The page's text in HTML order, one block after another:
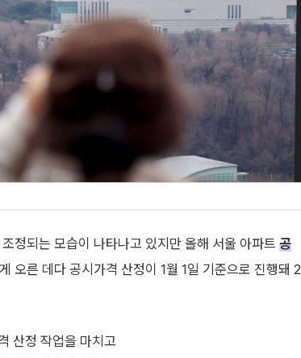
정되는 모습이 나타나고 있지만 올해 서울 아파트 공
오른 데다 공시가격 산정이 1월 1일 기준으로 진행돼 2
산정 작업을 마치고